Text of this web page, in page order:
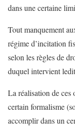
dans une certaine
Tout manquement
régime d’incitation
selon les règles de
duquel intervient
La réalisation de ces
certain formalisme
accomplir dans un